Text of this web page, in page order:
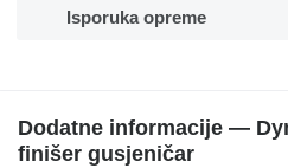
Isporuka opreme
Dodatne informacije —
finišer gusjeničar